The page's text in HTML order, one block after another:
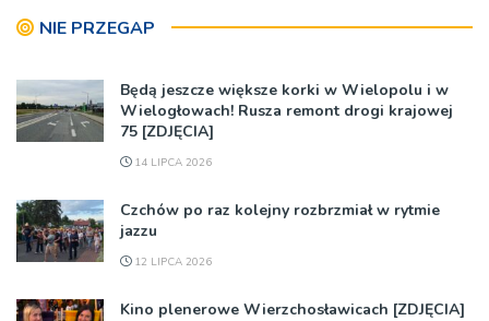
NIE PRZEGAP
Będą jeszcze większe korki w Wielopolu i w
Wielogłowach! Rusza remont drogi krajowej
75 [ZDJĘCIA]
14 LIPCA 2026
Czchów po raz kolejny rozbrzmiał w rytmie
jazzu
12 LIPCA 2026
Kino plenerowe Wierzchosławicach [ZDJĘCIA]